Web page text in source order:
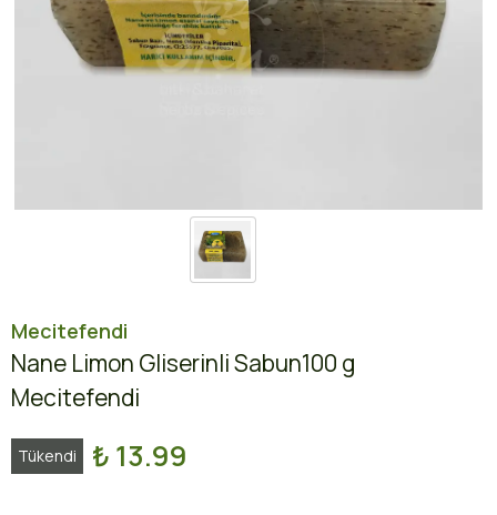
Mecitefendi
Nane Limon Gliserinli Sabun100 g
Mecitefendi
Tükendi ₺ 13.99